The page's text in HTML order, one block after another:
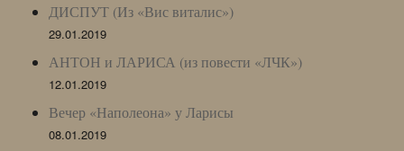
ДИСПУТ (Из «Вис виталис»)
29.01.2019
АНТОН и ЛАРИСА (из повести «ЛЧК»)
12.01.2019
Вечер «Наполеона» у Ларисы
08.01.2019